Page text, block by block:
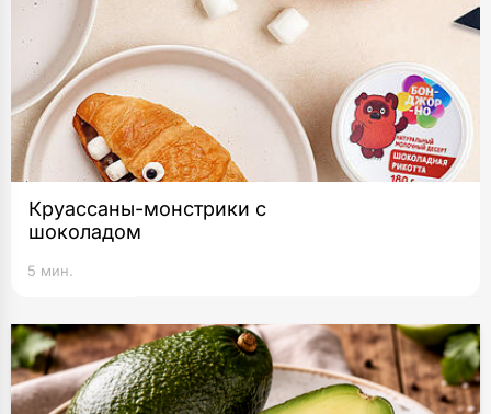
Круассаны-монстрики с
шоколадом
5 мин.